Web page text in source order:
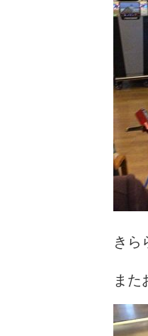
きら
また